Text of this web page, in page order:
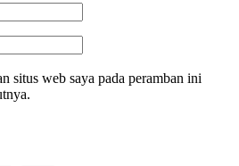
situs web saya pada peramban ini